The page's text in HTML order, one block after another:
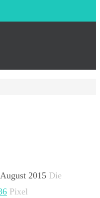
2015 Die
Pixel